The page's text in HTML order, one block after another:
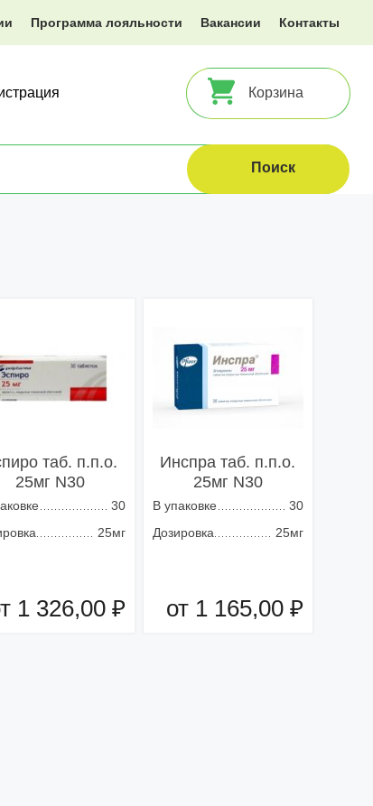
Программа лояльности Вакансии Контакты
Корзина
таб. п.п.о.
25мг N30
30
25мг
1 326,00 ₽
Инспра таб. п.п.о.
25мг N30
В упаковке
30
Дозировка
25мг
от 1 165,00 ₽